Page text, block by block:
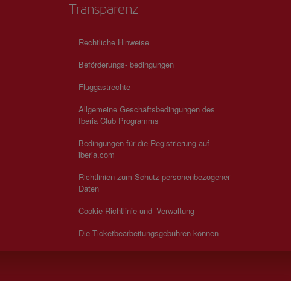
Transparenz
Rechtliche Hinweise
Beförderungs- bedingungen
Fluggastrechte
Allgemeine Geschäftsbedingungen des
Iberia Club Programms
Bedingungen für die Registrierung auf
iberia.com
Richtlinien zum Schutz personenbezogener
Daten
Cookie-Richtlinie und -Verwaltung
Die Ticketbearbeitungsgebühren können